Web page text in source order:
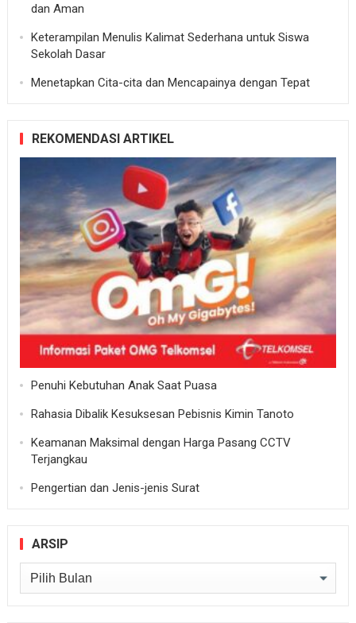
dan Aman
Keterampilan Menulis Kalimat Sederhana untuk Siswa
Sekolah Dasar
Menetapkan Cita-cita dan Mencapainya dengan Tepat
REKOMENDASI ARTIKEL
Penuhi Kebutuhan Anak Saat Puasa
Rahasia Dibalik Kesuksesan Pebisnis Kimin Tanoto
Keamanan Maksimal dengan Harga Pasang CCTV
Terjangkau
Pengertian dan Jenis-jenis Surat
ARSIP
Arsip